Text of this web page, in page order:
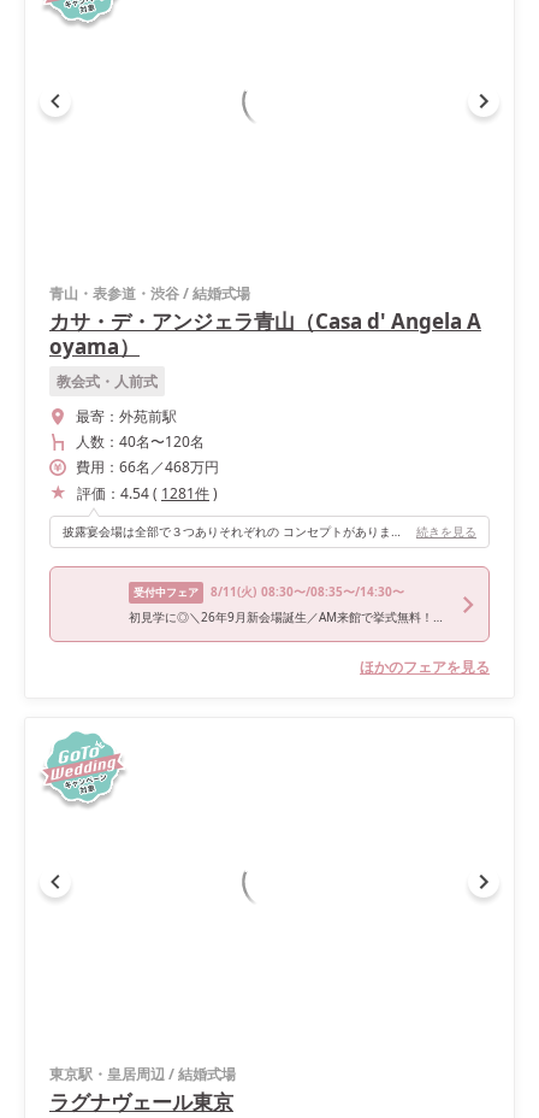
青山・表参道・渋谷/結婚式場
カサ・デ・アンジェラ青山（Casa d' Angela A
oyama）
教会式・人前式
最寄： 外苑前駅
人数： 40名〜120名
費用： 66名 ／468万円
評価： 4.54( 1281件)
披露宴会場は全部で３つありそれぞれの コンセプトがあります。 螺旋階段があったりオープンキッチンがあったり 会場によって雰囲気もガラリと変えられます☺︎ また、ウェディングケーキは最初から置いておくか 運んで来てもらうかの選択ができます。 運んで来てもらう方法や衣装なども細かく お願いすることができ、より思い出に残る ケーキ入刀になると思います。 続きを見る
受付中フェア 8/11(火) 08:30〜/08:35〜/14:30〜
初見学に◎＼26年9月新会場誕生／AM来館で挙式無料！洗練された空間美×記憶に残る美食でおもてなし＊骨格診断＆お似合いドレス提案など上質花嫁ALL体験！黒毛和牛4万試食付
ほかのフェアを見る
東京駅・皇居周辺/結婚式場
ラグナヴェール東京